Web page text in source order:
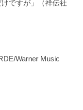
ですが」（祥伝社
Warner Music